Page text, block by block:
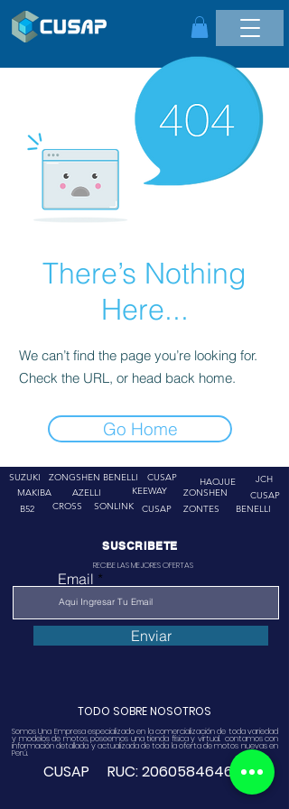
There’s Nothing
Here...
We can’t find the page you’re looking for.
Check the URL, or head back home.
Go Home
SUZUKI
ZONGSHEN
MAKIBA
AZELLI
BENELLI
CUSAP
KEEWAY
B52
CROSS SONLINK CUSAP
HAOJUE
JCH
ZONSHEN
ZONTES
CUSAP
BENELLI
SUSCRIBETE
RECIBE LAS MEJORES OFERTAS
Email
Enviar
TODO SOBRE NOSOTROS
Somos Una Empresa especializado en la comercialización de toda variedad
y modelos de motos, poseemos una tienda física y virtual. contamos con
información detallada y actualizada de toda la oferta de motos nuevas en
Perú.
CUSAP RUC:20605846468